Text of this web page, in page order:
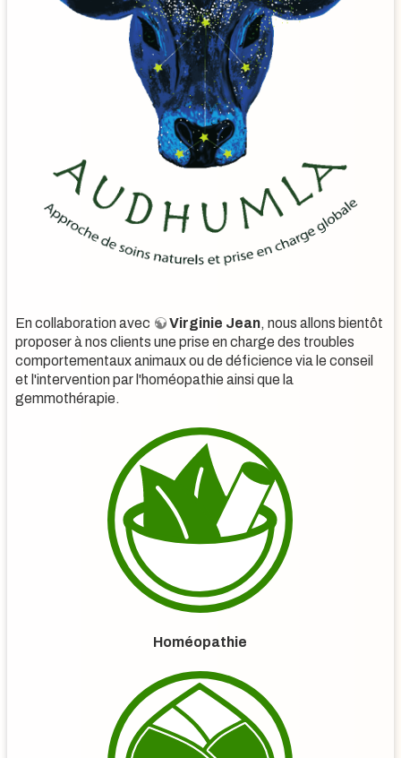
En collaboration avec Virginie Jean, nous allons bientôt
proposer à nos clients une prise en charge des troubles
comportementaux animaux ou de déficience via le conseil
et l'intervention par l'homéopathie ainsi que la
gemmothérapie.
Homéopathie